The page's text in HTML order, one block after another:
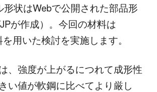
状はWebで公開された部品形
が作成）。今回の材料は
用いた検討を実施します。
、強度が上がるにつれて成形性
い値が軟鋼に比べてより厳し